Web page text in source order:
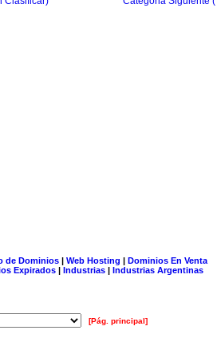
de Dominios| Web Hosting | Dominios En Venta
Expirados | Industrias | Industrias Argentinas
[Pág. principal]